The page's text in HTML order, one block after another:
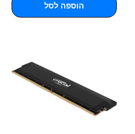
הוספה לסל